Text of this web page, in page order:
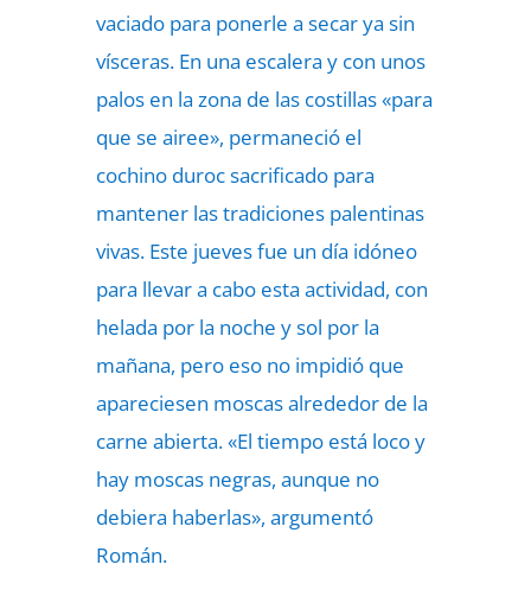
vaciado para ponerle a secar ya sin
vísceras. En una escalera y con unos
palos en la zona de las costillas «para
que se airee», permaneció el
cochino duroc sacrificado para
mantener las tradiciones palentinas
vivas. Este jueves fue un día idóneo
para llevar a cabo esta actividad, con
helada por la noche y sol por la
mañana, pero eso no impidió que
apareciesen moscas alrededor de la
carne abierta. «El tiempo está loco y
hay moscas negras, aunque no
debiera haberlas», argumentó
Román.